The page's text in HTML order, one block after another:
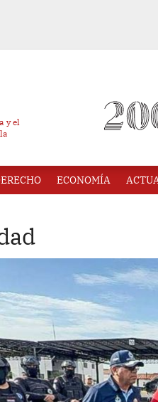
y el
ECONOMÍA